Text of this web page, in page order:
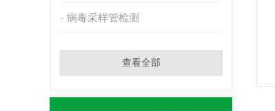
病毒采样管检测
查看全部